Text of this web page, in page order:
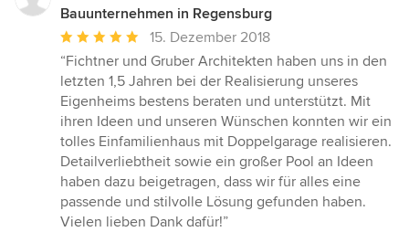
Bauunternehmen in Regensburg
Durchschnittliche
Bewertung:
5
von
5
Sternen
15. Dezember 2018
“Fichtner und Gruber Architekten haben uns in den
letzten 1,5 Jahren bei der Realisierung unseres
Eigenheims bestens beraten und unterstützt. Mit
ihren Ideen und unseren Wünschen konnten wir ein
tolles Einfamilienhaus mit Doppelgarage realisieren.
Detailverliebtheit sowie ein großer Pool an Ideen
haben dazu beigetragen, dass wir für alles eine
passende und stilvolle Lösung gefunden haben.
Vielen lieben Dank dafür!”